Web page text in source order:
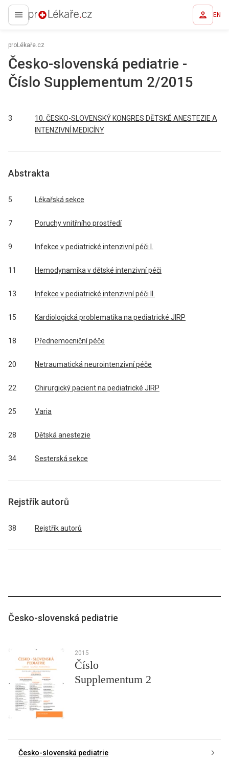
proLékaře.cz EN
proLékaře.cz
Česko-slovenská pediatrie -
Číslo Supplementum 2/2015
3
10. ČESKO-SLOVENSKÝ KONGRES DĚTSKÉ ANESTEZIE A
INTENZIVNÍ MEDICÍNY
Abstrakta
5 Lékařská sekce
7 Poruchy vnitřního prostředí
9 Infekce v pediatrické intenzivní péči I.
11 Hemodynamika v dětské intenzivní péči
13 Infekce v pediatrické intenzivní péči II.
15 Kardiologická problematika na pediatrické JIRP
18 Přednemocniční péče
20 Netraumatická neurointenzivní péče
22 Chirurgický pacient na pediatrické JIRP
25 Varia
28 Dětská anestezie
34 Sesterská sekce
Rejstřík autorů
38 Rejstřík autorů
Česko-slovenská pediatrie
2015
Číslo
Supplementum 2
Česko-slovenská pediatrie